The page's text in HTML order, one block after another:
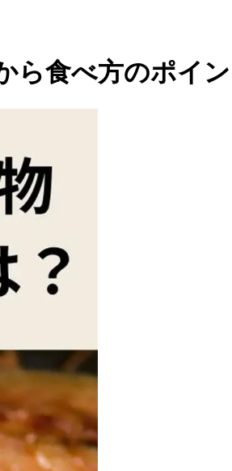
ら食べ方のポイ